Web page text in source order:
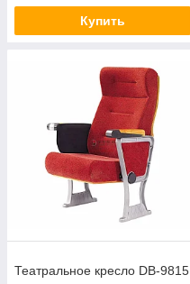
Купить
Театральное кресло DB-9815